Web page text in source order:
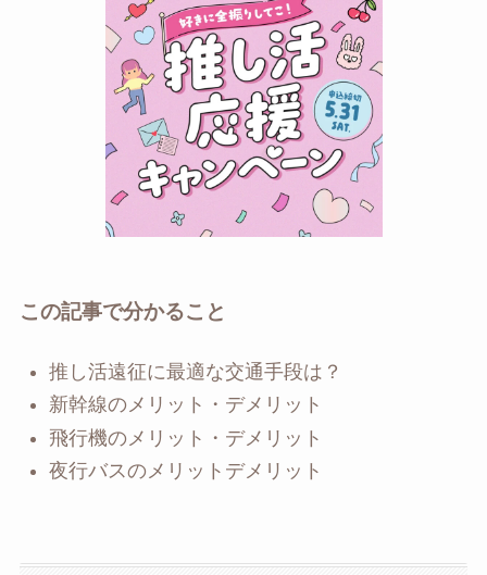
この記事で分かること
推し活遠征に最適な交通手段は？
新幹線のメリット・デメリット
飛行機のメリット・デメリット
夜行バスのメリットデメリット